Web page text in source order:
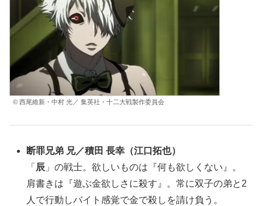
© 西尾維新・中村 光／ 集英社・十二大戦製作委員会
断罪兄弟 兄／積田 長幸 （江口拓也）
「 辰 」の戦士。欲しいものは『何も欲しくない』。
肩書きは『遊ぶ金欲しさに殺す』。常に双子の弟と2
人で行動しバイト感覚で金で殺しを請け負う。